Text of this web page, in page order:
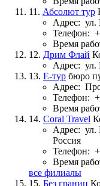
11. Абсолют тур
Адрес: ул.
Телефон:
Время
12. Дрим Флай
Адрес: ул.
13. Е-тур бюро
Адрес:
Телефон:
Время
14. Coral Travel
Адрес: ул.
Россия
Телефон:
Время
все филиалы
15. Без границ